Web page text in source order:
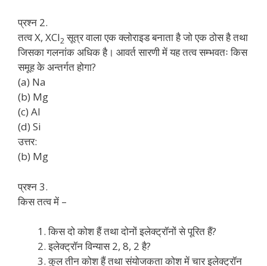
प्रश्न 2.
तत्व X, XCl2सूत्र वाला एक क्लोराइड बनाता है जो एक ठोस है तथा
जिसका गलनांक अधिक है। आवर्त सारणी में यह तत्व सम्भवतः किस
समूह के अन्तर्गत होगा?
(a) Na
(b) Mg
(c) Al
(d) Si
उत्तर:
(b) Mg
प्रश्न 3.
किस तत्व में –
किस दो कोश हैं तथा दोनों इलेक्ट्रॉनों से पूरित हैं?
इलेक्ट्रॉन विन्यास 2, 8, 2 है?
कुल तीन कोश हैं तथा संयोजकता कोश में चार इलेक्ट्रॉन